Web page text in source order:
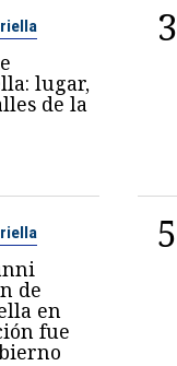
lugar,
de la
3
de
en
fue
5